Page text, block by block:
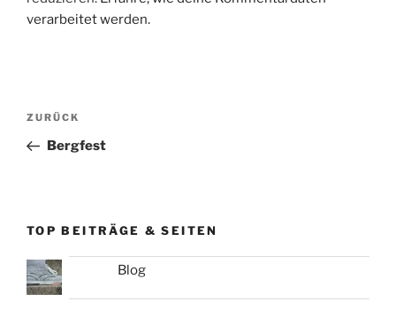
verarbeitet werden.
Beitragsnavigation
Vorheriger
Beitrag
ZURÜCK
Bergfest
TOP BEITRÄGE & SEITEN
Blog